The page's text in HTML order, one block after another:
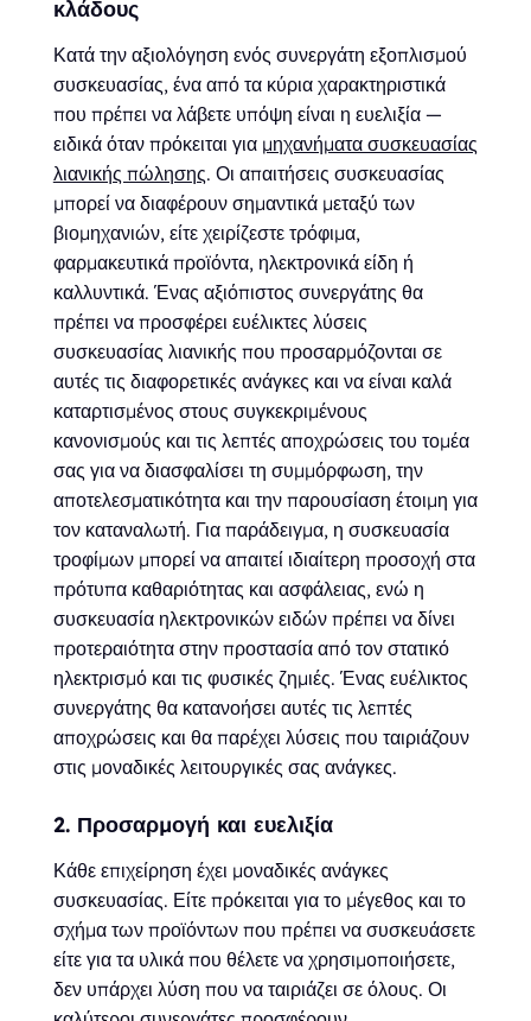
κλάδους
Κατά την αξιολόγηση ενός συνεργάτη εξοπλισμού
συσκευασίας, ένα από τα κύρια χαρακτηριστικά
που πρέπει να λάβετε υπόψη είναι η ευελιξία —
ειδικά όταν πρόκειται για μηχανήματα συσκευασίας
λιανικής πώλησης. Οι απαιτήσεις συσκευασίας
μπορεί να διαφέρουν σημαντικά μεταξύ των
βιομηχανιών, είτε χειρίζεστε τρόφιμα,
φαρμακευτικά προϊόντα, ηλεκτρονικά είδη ή
καλλυντικά. Ένας αξιόπιστος συνεργάτης θα
πρέπει να προσφέρει ευέλικτες λύσεις
συσκευασίας λιανικής που προσαρμόζονται σε
αυτές τις διαφορετικές ανάγκες και να είναι καλά
καταρτισμένος στους συγκεκριμένους
κανονισμούς και τις λεπτές αποχρώσεις του τομέα
σας για να διασφαλίσει τη συμμόρφωση, την
αποτελεσματικότητα και την παρουσίαση έτοιμη για
τον καταναλωτή. Για παράδειγμα, η συσκευασία
τροφίμων μπορεί να απαιτεί ιδιαίτερη προσοχή στα
πρότυπα καθαριότητας και ασφάλειας, ενώ η
συσκευασία ηλεκτρονικών ειδών πρέπει να δίνει
προτεραιότητα στην προστασία από τον στατικό
ηλεκτρισμό και τις φυσικές ζημιές. Ένας ευέλικτος
συνεργάτης θα κατανοήσει αυτές τις λεπτές
αποχρώσεις και θα παρέχει λύσεις που ταιριάζουν
στις μοναδικές λειτουργικές σας ανάγκες.
2. Προσαρμογή και ευελιξία
Κάθε επιχείρηση έχει μοναδικές ανάγκες
συσκευασίας. Είτε πρόκειται για το μέγεθος και το
σχήμα των προϊόντων που πρέπει να συσκευάσετε
είτε για τα υλικά που θέλετε να χρησιμοποιήσετε,
δεν υπάρχει λύση που να ταιριάζει σε όλους. Οι